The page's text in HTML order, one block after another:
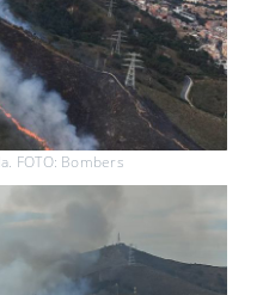
FOTO: Bombers